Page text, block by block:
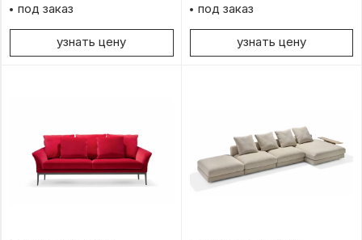
под заказ
узнать цену
под заказ
узнать цену